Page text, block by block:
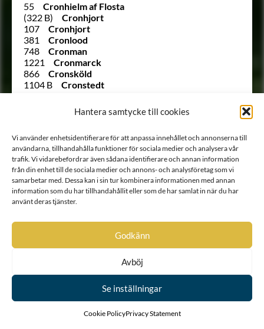
Hantera samtycke till cookies
Vi använder enhetsidentifierare för att anpassa innehållet och annonserna till
användarna, tillhandahålla funktioner för sociala medier och analysera vår
trafik. Vi vidarebefordrar även sådana identifierare och annan information
från din enhet till de sociala medier och annons- och analysföretag som vi
samarbetar med. Dessa kan i sin tur kombinera informationen med annan
information som du har tillhandahållit eller som de har samlat in när du har
använt deras tjänster.
Godkänn
Avböj
Se inställningar
Cookie PolicyPrivacy Statement
55
Cronhielm af Flosta
(322 B)
Cronhjort
107
Cronhjort
381
Cronlood
748
Cronman
1221
Cronmarck
866
Cronsköld
1104 B
Cronstedt
Cronstierna
Ointroducerad
Cronstierna
786
Cronström
136
Crusebjörn (Kruse)
14
Cruus af Gudhem
Ointroducerad
von Cräutlein
Ointroducerad
von Cunitz
896
Cuypercrona
260
Dachsberg
Dahlbergh
von Dahlen
1555
Dahlfelt
von Dahlheim
Dahlstierna
Danckwardt